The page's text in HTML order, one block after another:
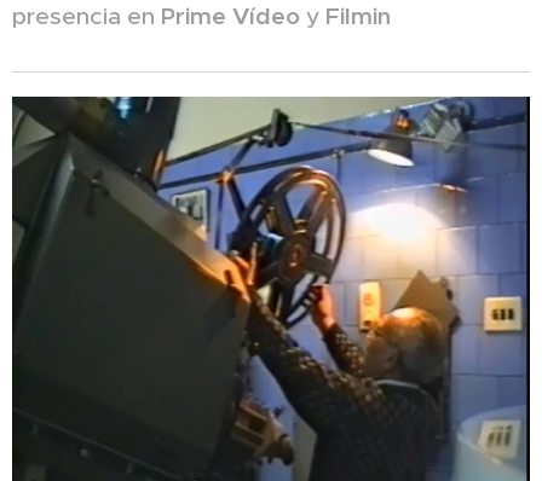
presencia en Prime Vídeo y Filmin